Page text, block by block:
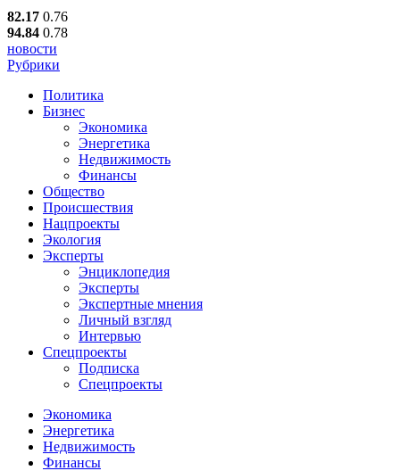
82.17 0.76
94.84 0.78
новости
Рубрики
Политика
Бизнес
Экономика
Энергетика
Недвижимость
Финансы
Общество
Происшествия
Нацпроекты
Экология
Эксперты
Энциклопедия
Эксперты
Экспертные мнения
Личный взгляд
Интервью
Спецпроекты
Подписка
Спецпроекты
Экономика
Энергетика
Недвижимость
Финансы